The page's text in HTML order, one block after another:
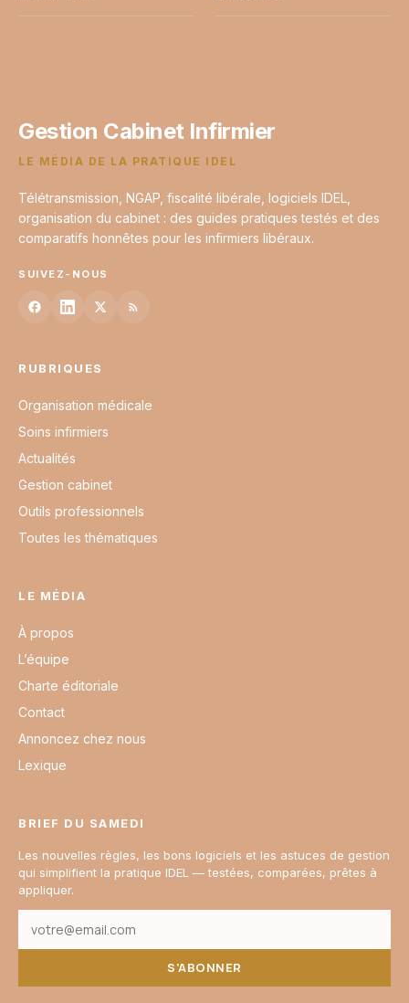
Gestion Cabinet Infirmier
LE MÉDIA DE LA PRATIQUE IDEL
Télétransmission, NGAP, fiscalité libérale, logiciels IDEL,
organisation du cabinet : des guides pratiques testés et des
comparatifs honnêtes pour les infirmiers libéraux.
SUIVEZ-NOUS
RUBRIQUES
Organisation médicale
Soins infirmiers
Actualités
Gestion cabinet
Outils professionnels
Toutes les thématiques
LE MÉDIA
À propos
L’équipe
Charte éditoriale
Contact
Annoncez chez nous
Lexique
BRIEF DU SAMEDI
Les nouvelles règles, les bons logiciels et les astuces de gestion
qui simplifient la pratique IDEL — testées, comparées, prêtes à
appliquer.
S’ABONNER